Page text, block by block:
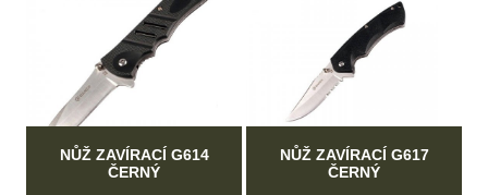
NŮŽ ZAVÍRACÍ G614
ČERNÝ
NŮŽ ZAVÍRACÍ G617
ČERNÝ